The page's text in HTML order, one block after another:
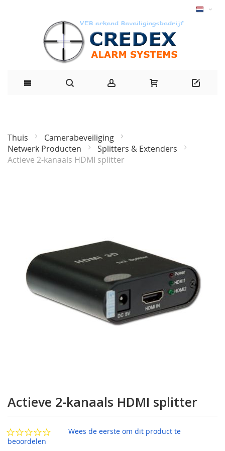
Thuis
Camerabeveiliging
Netwerk Producten
Splitters & Extenders
Actieve 2-kanaals HDMI splitter
naar
het
begin
de
afbeeldingen-
Actieve 2-kanaals HDMI splitter
Wees de eerste om dit product te
beoordelen